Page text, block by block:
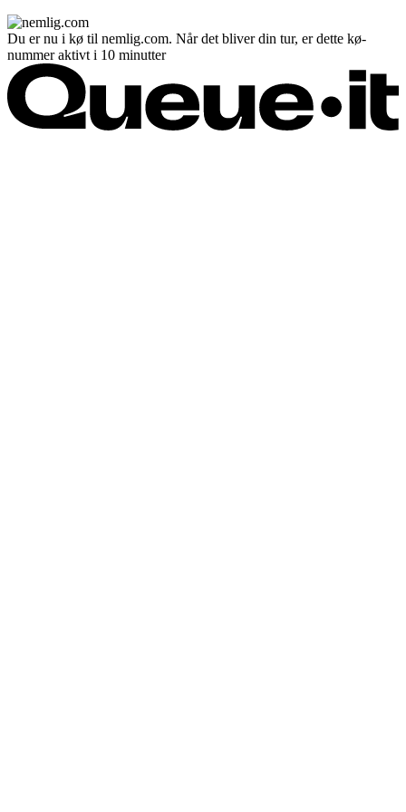
Du er nu i kø til nemlig.com. Når det bliver din tur, er dette kø-
nummer aktivt i 10 minutter